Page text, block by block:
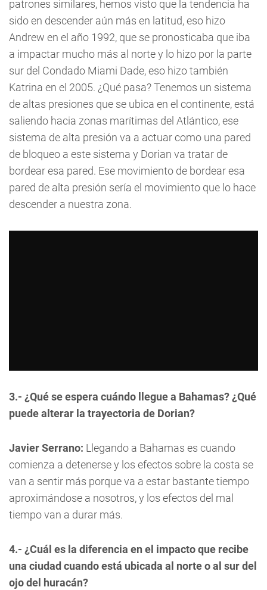
patrones similares, hemos visto que la tendencia ha
sido en descender aún más en latitud, eso hizo
Andrew en el año 1992, que se pronosticaba que iba
a impactar mucho más al norte y lo hizo por la parte
sur del Condado Miami Dade, eso hizo también
Katrina en el 2005. ¿Qué pasa? Tenemos un sistema
de altas presiones que se ubica en el continente, está
saliendo hacia zonas marítimas del Atlántico, ese
sistema de alta presión va a actuar como una pared
de bloqueo a este sistema y Dorian va tratar de
bordear esa pared. Ese movimiento de bordear esa
pared de alta presión sería el movimiento que lo hace
descender a nuestra zona.
3.- ¿Qué se espera cuándo llegue a Bahamas? ¿Qué
puede alterar la trayectoria de Dorian?
Javier Serrano: Llegando a Bahamas es cuando
comienza a detenerse y los efectos sobre la costa se
van a sentir más porque va a estar bastante tiempo
aproximándose a nosotros, y los efectos del mal
tiempo van a durar más.
4.- ¿Cuál es la diferencia en el impacto que recibe
una ciudad cuando está ubicada al norte o al sur del
ojo del huracán?